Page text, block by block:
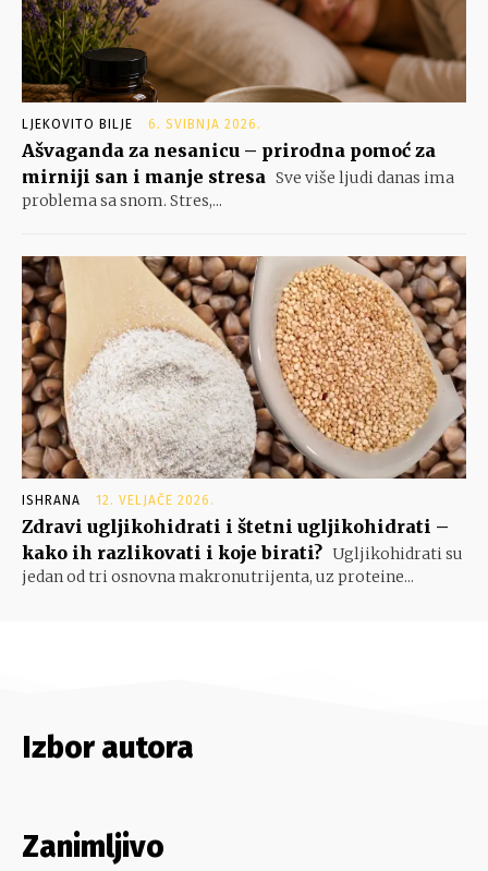
LJEKOVITO BILJE 6. SVIBNJA 2026.
Ašvaganda za nesanicu – prirodna pomoć za
mirniji san i manje stresa Sve više ljudi danas ima
problema sa snom. Stres,...
ISHRANA 12. VELJAČE 2026.
Zdravi ugljikohidrati i štetni ugljikohidrati –
kako ih razlikovati i koje birati? Ugljikohidrati su
jedan od tri osnovna makronutrijenta, uz proteine...
Izbor autora
Zanimljivo